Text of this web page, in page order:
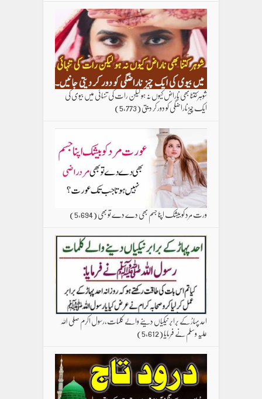
شوہر کتنا بھی ناراض کیوں نہ ہو لیکن رات کی تنہائی میں بیوی کی
ایک چیز ناراضگی کو دور کر دیتی(5,773)
ورت مرد کو بیشک اپنا جسم بھی دے دے تو بھی(5,694)
احد پہاڑ کے برابر نیکیاں دینے والے کلمات،رسول اکرم صلی اللہ
علیہ وسلم نے فرمایا(5,612)